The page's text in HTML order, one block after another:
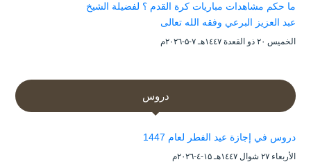
ما حكم مشاهدات مباريات كرة القدم ؟ لفضيلة الشيخ
عبد العزيز البرعي وفقه الله تعالى
الخميس ۲۰ ذو القعدة ۱٤٤۷هـ ۷-۵-۲۰۲٦م
دروس
دروس في إجازة عيد الفطر لعام 1447
الأربعاء ۲۷ شوال ۱٤٤۷هـ ۱۵-٤-۲۰۲٦م